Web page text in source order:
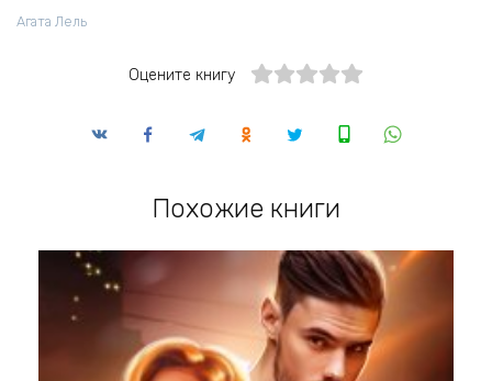
Агата Лель
Оцените книгу
Похожие книги